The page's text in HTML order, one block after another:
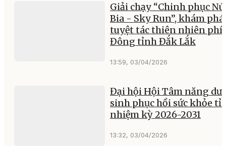
Giải chạy “Chinh phục
Bia - Sky Run”, khám phá
tuyệt tác thiên nhiên
Đông tỉnh Đắk Lắk
13:59, 03/04/2026
Đại hội Hội Tâm năng
sinh phục hồi sức khỏe
nhiệm kỳ 2026-2031
13:32, 03/04/2026